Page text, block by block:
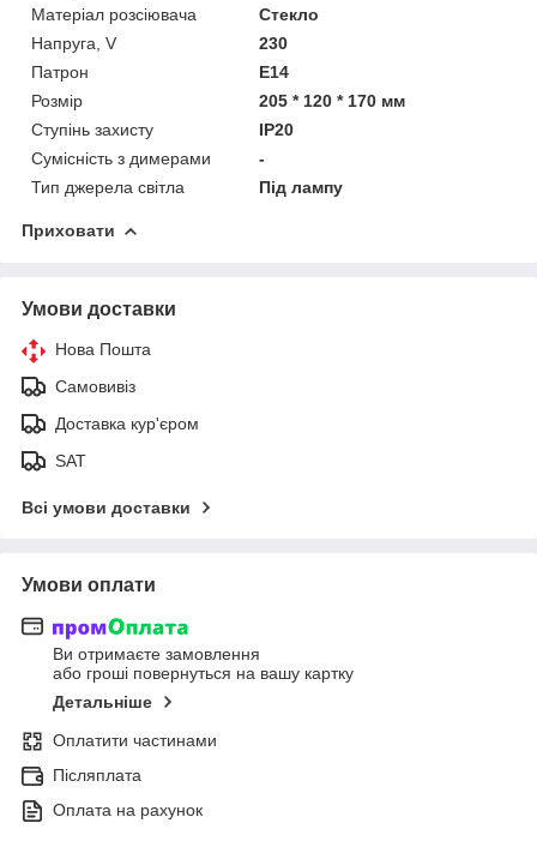
Матеріал розсіювача
Стекло
Напруга, V
230
Патрон
E14
Розмір
205 * 120 * 170 мм
Ступінь захисту
IP20
Сумісність з димерами
-
Тип джерела світла
Під лампу
Приховати
Умови доставки
Нова Пошта
Самовивіз
Доставка кур'єром
SAT
Всі умови доставки
Умови оплати
Ви отримаєте замовлення
або гроші повернуться на вашу картку
Детальніше
Оплатити частинами
Післяплата
Оплата на рахунок